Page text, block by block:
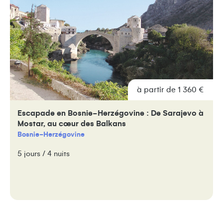
à partir de 1 360 €
Escapade en Bosnie-Herzégovine : De Sarajevo à
Mostar, au cœur des Balkans
Bosnie-Herzégovine
5 jours / 4 nuits